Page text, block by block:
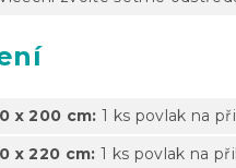
x 200 cm: 1 ks povlak na
x 220 cm: 1 ks povlak na